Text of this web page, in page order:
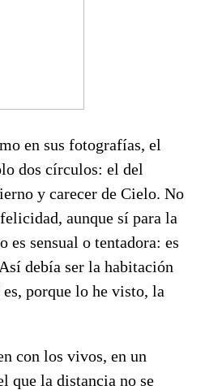
en sus fotografías, el
dos círculos: el del
y carecer de Cielo. No
aunque sí para la
es sensual o tentadora: es
debía ser la habitación
porque lo he visto, la
con los vivos, en un
que la distancia no se